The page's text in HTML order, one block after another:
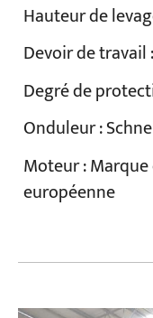
Hauteur de
Devoir de travail
Degré de
Onduleur :
Moteur :
européenne